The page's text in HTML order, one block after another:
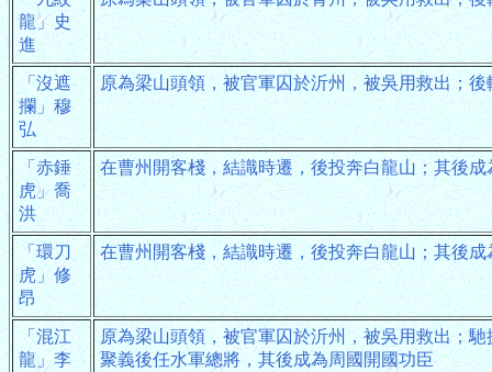
龍」史
進
「沒遮
攔」穆
弘
原為梁山頭領，被官軍囚於沂州，被吳用救出；
「赤錘
虎」喬
洪
在曹州開客棧，結識時遷，後投奔白龍山；其後
「環刀
虎」修
昂
在曹州開客棧，結識時遷，後投奔白龍山；其後
「混江
龍」李
原為梁山頭領，被官軍囚於沂州，被吳用救出；
聚義後任水軍總將，其後成為周國開國功臣